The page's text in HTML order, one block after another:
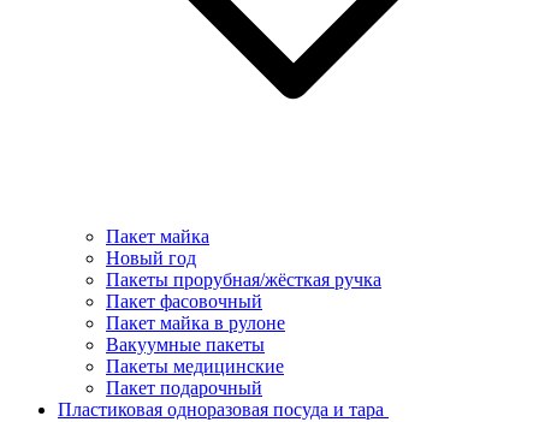
Пакет майка
Новый год
Пакеты прорубная/жёсткая ручка
Пакет фасовочный
Пакет майка в рулоне
Вакуумные пакеты
Пакеты медицинские
Пакет подарочный
Пластиковая одноразовая посуда и тара